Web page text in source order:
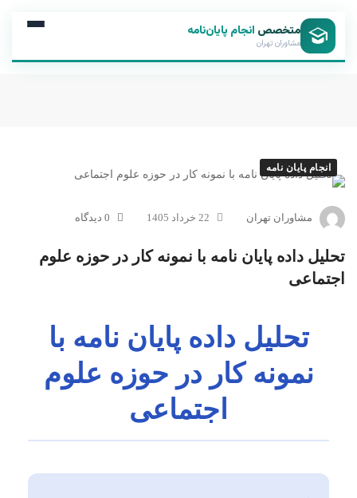
متخصص انجام پایان‌نامه
مشاوران تهران
انجام پایان نامه
مشاوران تهران 22 خرداد 1405 0 دیدگاه
تحلیل داده پایان نامه با نمونه کار در حوزه علوم
اجتماعی
تحلیل داده پایان نامه با
نمونه کار در حوزه علوم
اجتماعی